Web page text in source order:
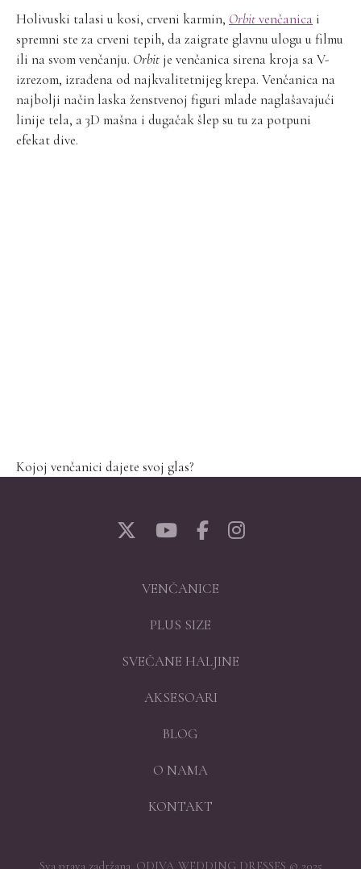
Holivuski talasi u kosi, crveni karmin, Orbitvenčanica i
spremni ste za crveni tepih, da zaigrate glavnu ulogu u filmu
ili na svom venčanju. Orbit je venčanica sirena kroja sa V-
izrezom, izrađena od najkvalitetnijeg krepa. Venčanica na
najbolji način laska ženstvenoj figuri mlade naglašavajući
linije tela, a 3D mašna i dugačak šlep su tu za potpuni
efekat dive.
Kojoj venčanici dajete svoj glas?
VENČANICE
PLUS SIZE
SVEČANE HALJINE
AKSESOARI
BLOG
O NAMA
KONTAKT
Sva prava zadržana. ODIVA WEDDING DRESSES © 2025